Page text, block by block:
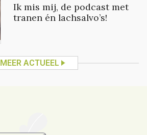
Ik mis mij, de podcast met
tranen én lachsalvo’s!
MEER ACTUEEL